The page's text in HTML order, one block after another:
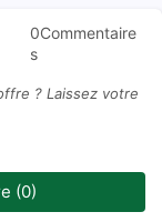
0Commentaire
s
? Laissez votre
(0)